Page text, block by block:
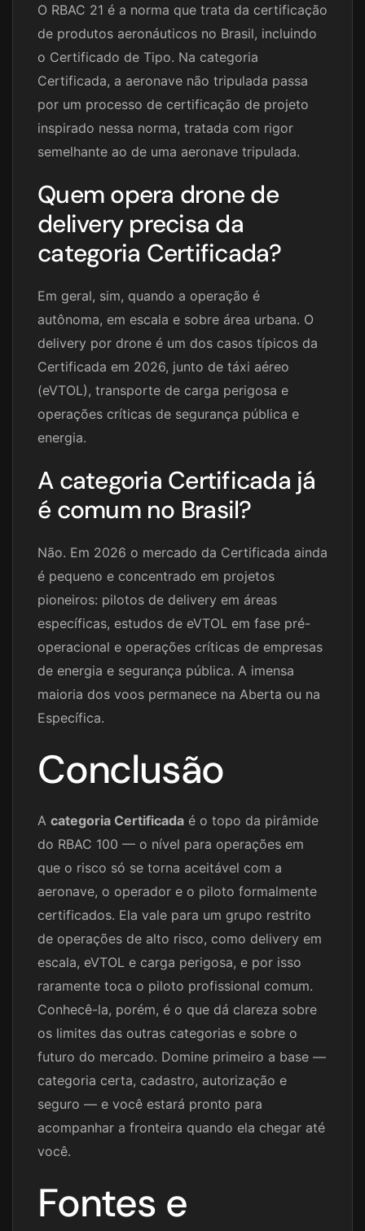
O RBAC 21 é a norma que trata da certificação
de produtos aeronáuticos no Brasil, incluindo
o Certificado de Tipo. Na categoria
Certificada, a aeronave não tripulada passa
por um processo de certificação de projeto
inspirado nessa norma, tratada com rigor
semelhante ao de uma aeronave tripulada.
Quem opera drone de
delivery precisa da
categoria Certificada?
Em geral, sim, quando a operação é
autônoma, em escala e sobre área urbana. O
delivery por drone é um dos casos típicos da
Certificada em 2026, junto de táxi aéreo
(eVTOL), transporte de carga perigosa e
operações críticas de segurança pública e
energia.
A categoria Certificada já
é comum no Brasil?
Não. Em 2026 o mercado da Certificada ainda
é pequeno e concentrado em projetos
pioneiros: pilotos de delivery em áreas
específicas, estudos de eVTOL em fase pré-
operacional e operações críticas de empresas
de energia e segurança pública. A imensa
maioria dos voos permanece na Aberta ou na
Específica.
Conclusão
A categoria Certificada é o topo da pirâmide
do RBAC 100 — o nível para operações em
que o risco só se torna aceitável com a
aeronave, o operador e o piloto formalmente
certificados. Ela vale para um grupo restrito
de operações de alto risco, como delivery em
escala, eVTOL e carga perigosa, e por isso
raramente toca o piloto profissional comum.
Conhecê-la, porém, é o que dá clareza sobre
os limites das outras categorias e sobre o
futuro do mercado. Domine primeiro a base —
categoria certa, cadastro, autorização e
seguro — e você estará pronto para
acompanhar a fronteira quando ela chegar até
você.
Fontes e